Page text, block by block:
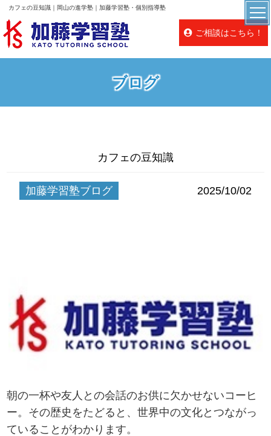
カフェの豆知識｜岡山の進学塾｜加藤学習塾・個別指導塾
ご相談はこちら！
ブログ
カフェの豆知識
加藤学習塾ブログ 2025/10/02
朝の一杯や友人との会話のお供に欠かせないコーヒ
ー。その歴史をたどると、世界中の文化とつながっ
ていることがわかります。